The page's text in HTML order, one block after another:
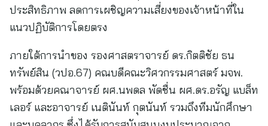
ประสิทธิภาพ ลดการเผชิญความเสี่ยงของเจ้าหน้าที่ใน
แนวปฏิบัติการโดยตรง
ภายใต้การนำของ รองศาสตราจารย์ ดร.กิตติชัย ธน
ทรัพย์สิน (วปอ.67) คณบดีคณะวิศวกรรมศาสตร์ มจพ.
พร้อมด้วยคณาจารย์ ผศ.นพดล พัดชื่น ผศ.ดร.อรัญ แบล็ท
เลอร์ และอาจารย์ เนตินันท์ กุตนันท์ รวมถึงทีมนักศึกษา